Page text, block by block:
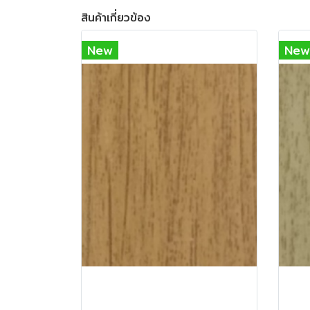
สินค้าเกี่ยวข้อง
New New